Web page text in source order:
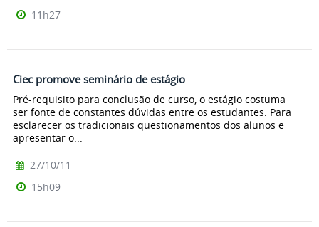
11h27
Ciec promove seminário de estágio
Pré-requisito para conclusão de curso, o estágio costuma
ser fonte de constantes dúvidas entre os estudantes. Para
esclarecer os tradicionais questionamentos dos alunos e
apresentar o...
27/10/11
15h09